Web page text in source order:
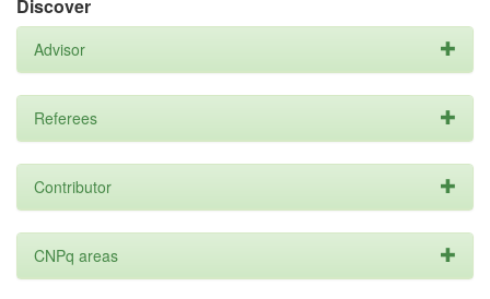
Discover
Advisor
Referees
Contributor
CNPq areas